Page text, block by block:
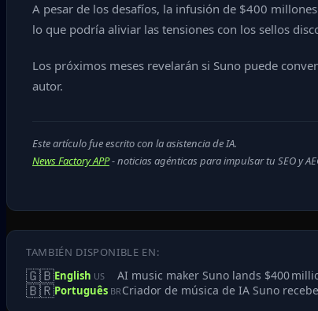
A pesar de los desafíos, la infusión de $400
lo que podría aliviar las tensiones con los sellos
Los próximos meses revelarán si Suno puede
autor.
Este artículo fue escrito con la asistencia de IA.
News Factory APP- noticias agénticas para impulsar tu SEO y
TAMBIÉN DISPONIBLE EN:
🇬🇧English US AI music maker Suno lands $400
🇧🇷Português BR Criador de música de IA Suno